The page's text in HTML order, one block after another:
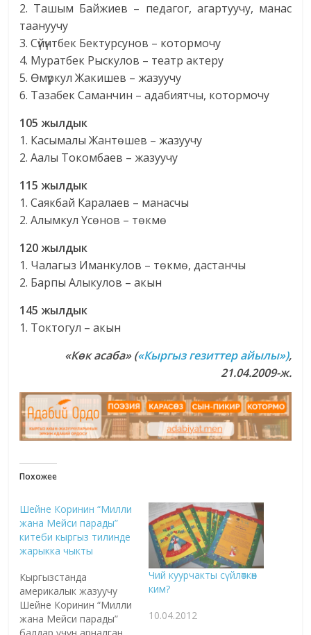
2. Ташым Байжиев – педагог, агартуучу, манас
таануучу
3. Сүйүнтбек Бектурсунов – котормочу
4. Муратбек Рыскулов – театр актеру
5. Өмүркул Жакишев – жазуучу
6. Тазабек Саманчин – адабиятчы, котормочу
105 жылдык
1. Касымалы Жантөшев – жазуучу
2. Аалы Токомбаев – жазуучу
115 жылдык
1. Саякбай Каралаев – манасчы
2. Алымкул Үсөнов – төкмө
120 жылдык
1. Чалагыз Иманкулов – төкмө, дастанчы
2. Барпы Алыкулов – акын
145 жылдык
1. Токтогул – акын
«Көк асаба» («Кыргыз гезиттер айылы»),
21.04.2009-ж.
Похожее
Шейне Коринин “Милли
жана Мейси парады”
китеби кыргыз тилинде
жарыкка чыкты
Кыргызстанда
америкалык жазуучу
Шейне Коринин “Милли
жана Мейси парады”
Чий куурчакты сүйлөткөн
ким?
10.04.2012